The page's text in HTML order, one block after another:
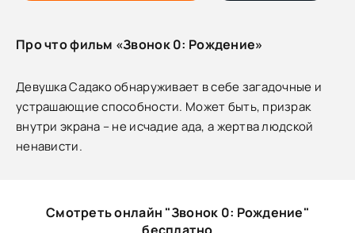
Про что фильм «Звонок 0: Рождение»
Девушка Садако обнаруживает в себе загадочные и
устрашающие способности. Может быть, призрак
внутри экрана – не исчадие ада, а жертва людской
ненависти.
Смотреть онлайн "Звонок 0: Рождение"